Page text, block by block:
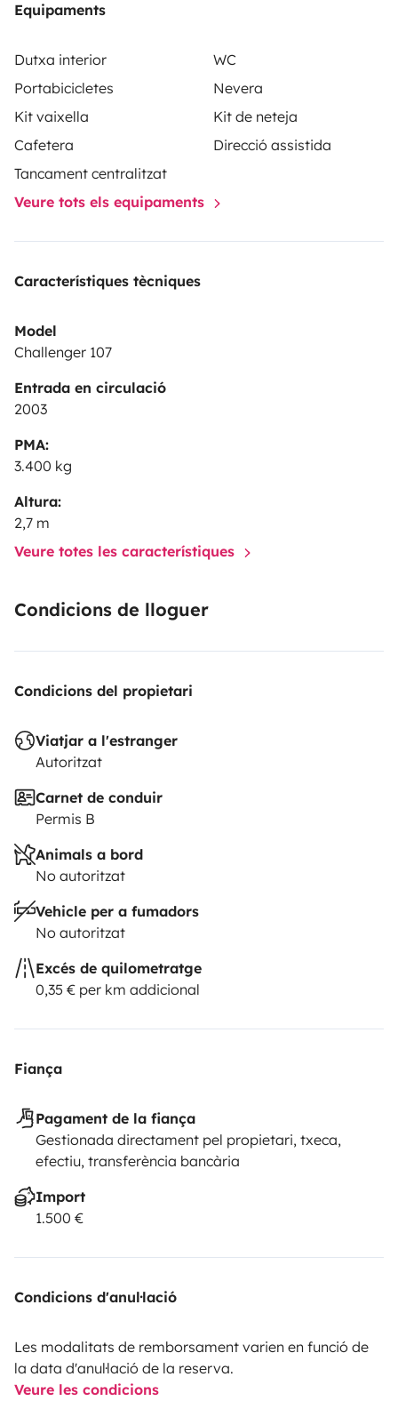
Equipaments
Dutxa interior
WC
Portabicicletes
Nevera
Kit vaixella
Kit de neteja
Cafetera
Direcció assistida
Tancament centralitzat
Veure tots els equipaments
Característiques tècniques
Model
Challenger 107
Entrada en circulació
2003
PMA:
3.400 kg
Altura:
2,7 m
Veure totes les característiques
Condicions de lloguer
Condicions del propietari
Viatjar a l'estranger
Autoritzat
Carnet de conduir
Permis B
Animals a bord
No autoritzat
Vehicle per a fumadors
No autoritzat
Excés de quilometratge
0,35 € per km addicional
Fiança
Pagament de la fiança
Gestionada directament pel propietari, txeca,
efectiu, transferència bancària
Import
1.500 €
Condicions d'anul·lació
Les modalitats de remborsament varien en funció de
la data d'anul·lació de la reserva.
Veure les condicions